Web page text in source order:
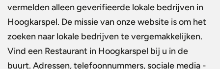
vermelden alleen geverifieerde lokale bedrijven in
Hoogkarspel. De missie van onze website is om het
zoeken naar lokale bedrijven te vergemakkelijken.
Vind een Restaurant in Hoogkarspel bij u in de
buurt. Adressen, telefoonnummers, sociale media -